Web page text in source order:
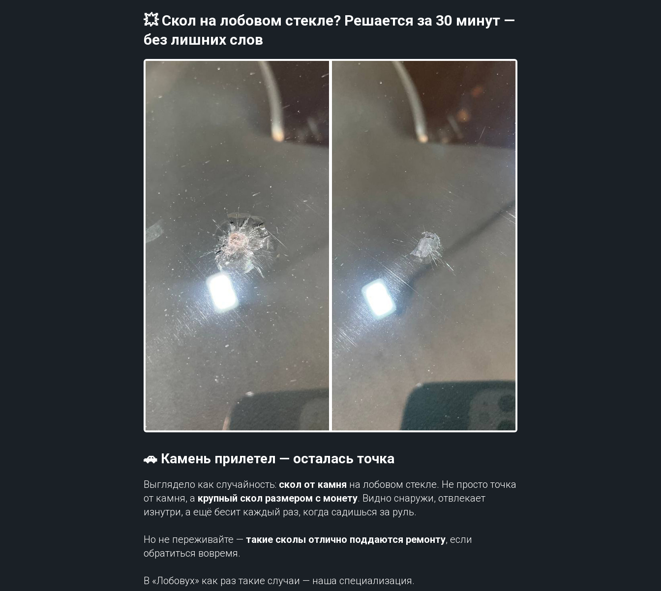
💥 Скол на лобовом стекле? Решается за 30 минут —
без лишних слов
🚗 Камень прилетел — осталась точка
Выглядело как случайность: скол от камня на лобовом стекле. Не просто точка
от камня, а крупный скол размером с монету. Видно снаружи, отвлекает
изнутри, а ещё бесит каждый раз, когда садишься за руль.
Но не переживайте — такие сколы отлично поддаются ремонту, если
обратиться вовремя.
В «Лобовух» как раз такие случаи — наша специализация.